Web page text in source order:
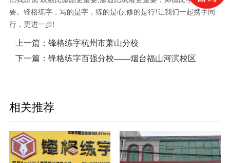
要。锋格练字，写的是字，练的是心,修的是行!让我们一起携手同
行，更进一步!
上一篇： 锋格练字杭州市萧山分校
下一篇： 锋格练字百强分校——烟台福山河滨校区
相关推荐